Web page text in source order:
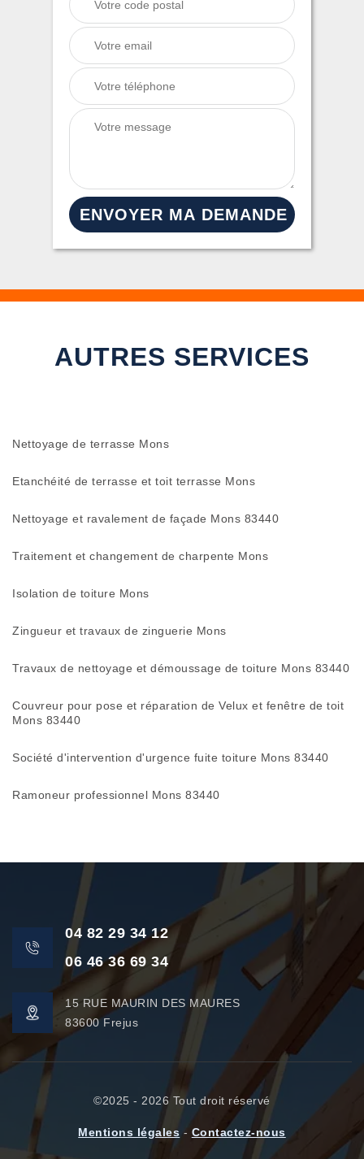
AUTRES SERVICES
Nettoyage de terrasse Mons
Etanchéité de terrasse et toit terrasse Mons
Nettoyage et ravalement de façade Mons 83440
Traitement et changement de charpente Mons
Isolation de toiture Mons
Zingueur et travaux de zinguerie Mons
Travaux de nettoyage et démoussage de toiture Mons 83440
Couvreur pour pose et réparation de Velux et fenêtre de toit
Mons 83440
Société d'intervention d'urgence fuite toiture Mons 83440
Ramoneur professionnel Mons 83440
04 82 29 34 12
06 46 36 69 34
15 RUE MAURIN DES MAURES
83600 Frejus
©2025 - 2026 Tout droit réservé
Mentions légales - Contactez-nous